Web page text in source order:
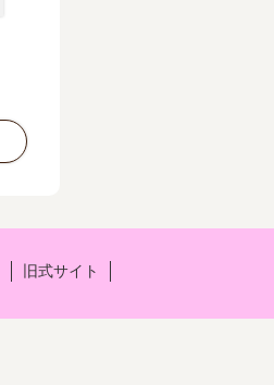
旧式サイト